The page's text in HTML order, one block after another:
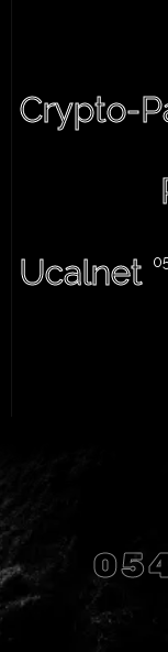
Crypto-
Ucalnet